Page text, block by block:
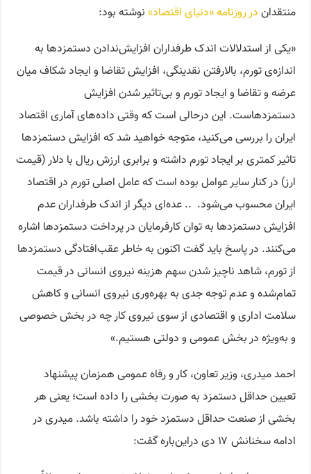
منتقدان در روزنامه «دنیای اقتصاد» نوشته بود:
«یکی از استدلالات اندک طرفداران افزایش‌ندادن دستمزدها به
اندازه‌ی تورم، بالارفتن نقدینگی، افزایش تقاضا و ایجاد شکاف میان
عرضه و تقاضا و ایجاد تورم و بی‌تاثیر شدن افزایش
دستمزدهاست. این درحالی است که وقتی داده‌های آماری اقتصاد
ایران را بررسی می‌کنید، متوجه خواهید شد که افزایش دستمزدها
تاثیر کمتری بر ایجاد تورم داشته و برابری ارزش ریال با دلار (قیمت
ارز) در کنار سایر عوامل بوده است که عامل اصلی تورم در اقتصاد
ایران محسوب می‌شود. .. عده‌ای دیگر از اندک طرفداران عدم
افزایش دستمزدها به توان کارفرمایان در پرداخت دستمزدها اشاره
می‌کنند. در پاسخ باید گفت اکنون به خاطر عقب‌افتادگی دستمزدها
از تورم، شاهد ناچیز شدن سهم هزینه نیروی انسانی در قیمت
تمام‌شده و عدم توجه جدی به بهره‌وری نیروی انسانی و کاهش
سلامت اداری و اقتصادی از سوی نیروی کار چه در بخش خصوصی
و به‌ویژه در بخش عمومی و دولتی هستیم.»
احمد میدری، وزیر تعاون،‌ کار و رفاه عمومی همزمان پیشنهاد
تعیین حداقل دستمزد به صورت بخشی را داده است؛ یعنی هر
بخشی از صنعت حداقل دستمزد خود را داشته باشد. میدری در
ادامه سخنانش ۱۷ دی دراین‌باره گفت: